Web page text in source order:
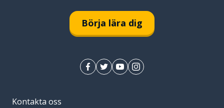
Börja lära dig
Kontakta oss